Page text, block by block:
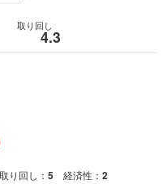
取り回し
4.3
取り回し： 5 経済性： 2